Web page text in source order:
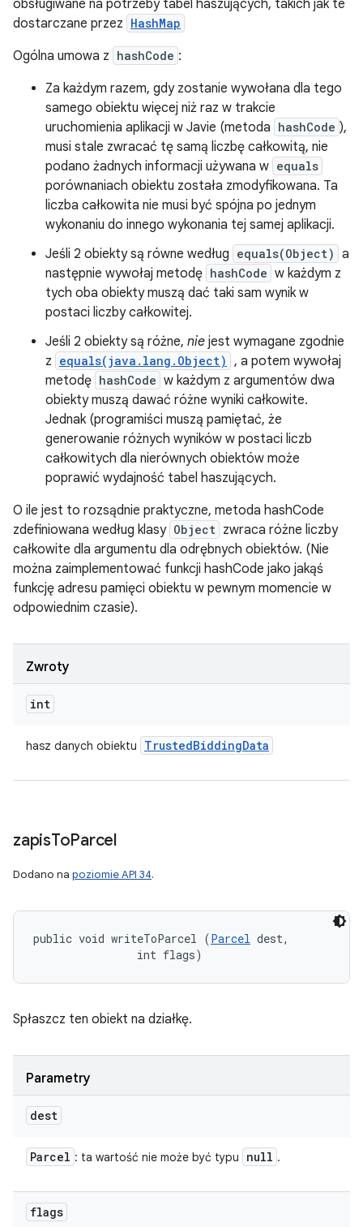
obsługiwane na potrzeby tabel haszujących, takich jak te
dostarczane przez HashMap
Ogólna umowa z hashCode :
Za każdym razem, gdy zostanie wywołana dla tego
samego obiektu więcej niż raz w trakcie
uruchomienia aplikacji w Javie (metoda hashCode ),
musi stale zwracać tę samą liczbę całkowitą, nie
podano żadnych informacji używana w equals
porównaniach obiektu została zmodyfikowana. Ta
liczba całkowita nie musi być spójna po jednym
wykonaniu do innego wykonania tej samej aplikacji.
Jeśli 2 obiekty są równe według equals(Object) a
następnie wywołaj metodę hashCode w każdym z
tych oba obiekty muszą dać taki sam wynik w
postaci liczby całkowitej.
Jeśli 2 obiekty są różne, nie jest wymagane zgodnie
z equals(java.lang.Object) , a potem wywołaj
metodę hashCode w każdym z argumentów dwa
obiekty muszą dawać różne wyniki całkowite.
Jednak (programiści muszą pamiętać, że
generowanie różnych wyników w postaci liczb
całkowitych dla nierównych obiektów może
poprawić wydajność tabel haszujących.
O ile jest to rozsądnie praktyczne, metoda hashCode
zdefiniowana według klasy Object zwraca różne liczby
całkowite dla argumentu dla odrębnych obiektów. (Nie
można zaimplementować funkcji hashCode jako jakąś
funkcję adresu pamięci obiektu w pewnym momencie w
odpowiednim czasie).
Zwroty
int
hasz danych obiektu TrustedBiddingData
zapisToParcel
Dodano na poziomie API 34.
public void writeToParcel (Parcel dest,
                int flags)
Spłaszcz ten obiekt na działkę.
Parametry
dest
Parcel : ta wartość nie może być typu null .
flags